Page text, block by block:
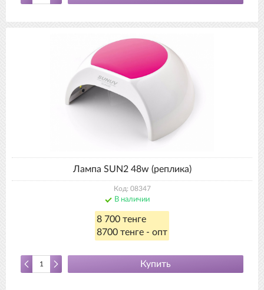
Лампа SUN2 48w (реплика)
Код: 08347
В наличии
8 700 тенге
8700 тенге - опт
Купить